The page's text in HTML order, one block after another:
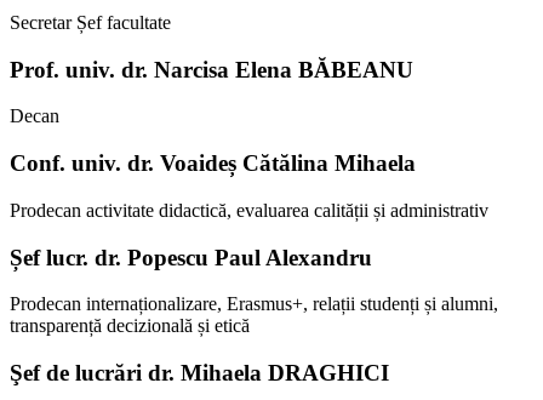
Secretar Șef facultate
Prof. univ. dr. Narcisa Elena BĂBEANU
Decan
Conf. univ. dr. Voaideș Cătălina Mihaela
Prodecan activitate didactică, evaluarea calității și administrativ
Șef lucr. dr. Popescu Paul Alexandru
Prodecan internaționalizare, Erasmus+, relații studenți și alumni,
transparență decizională și etică
Şef de lucrări dr. Mihaela DRAGHICI